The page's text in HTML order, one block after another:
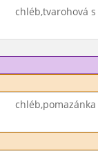
chléb,tvarohová